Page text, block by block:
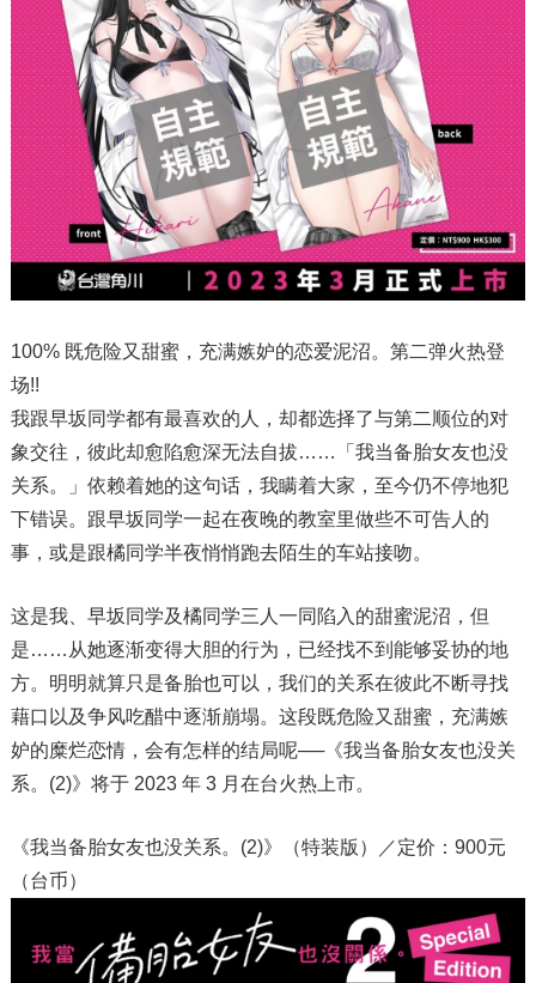
100% 既危险又甜蜜，充满嫉妒的恋爱泥沼。第二弹火热登
场!!
我跟早坂同学都有最喜欢的人，却都选择了与第二顺位的对
象交往，彼此却愈陷愈深无法自拔……「我当备胎女友也没
关系。」依赖着她的这句话，我瞒着大家，至今仍不停地犯
下错误。跟早坂同学一起在夜晚的教室里做些不可告人的
事，或是跟橘同学半夜悄悄跑去陌生的车站接吻。
这是我、早坂同学及橘同学三人一同陷入的甜蜜泥沼，但
是……从她逐渐变得大胆的行为，已经找不到能够妥协的地
方。明明就算只是备胎也可以，我们的关系在彼此不断寻找
藉口以及争风吃醋中逐渐崩塌。这段既危险又甜蜜，充满嫉
妒的糜烂恋情，会有怎样的结局呢──《我当备胎女友也没关
系。(2)》将于 2023 年 3 月在台火热上市。
《我当备胎女友也没关系。(2)》（特装版）／定价：900元
（台币）